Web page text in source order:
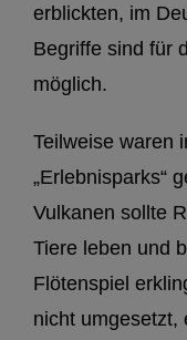
erblickten, im
Begriffe sind für
möglich.
Teilweise waren
„Erlebnisparks“
Vulkanen sollte
Tiere leben und
Flötenspiel
nicht umgesetzt,